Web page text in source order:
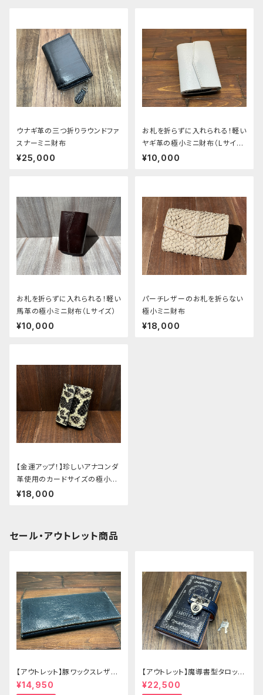
ウナギ革の三つ折りラウンドファ
スナーミニ財布
¥25,000
お札を折らずに入れられる！軽い
ヤギ革の極小ミニ財布（Lサイ
ズ）
¥10,000
お札を折らずに入れられる！軽い
馬革の極小ミニ財布（Lサイズ）
¥10,000
パーチレザーのお札を折らない
極小ミニ財布
¥18,000
【金運アップ！】珍しいアナコンダ
革使用のカードサイズの極小ミ
ニ財布
¥18,000
セール・アウトレット商品
【アウトレット】豚ワックスレザー
のかぶせタイプの紳士長財布
¥14,950
【アウトレット】魔導書型タロット
カードケース Grimoire 青の書
¥22,500